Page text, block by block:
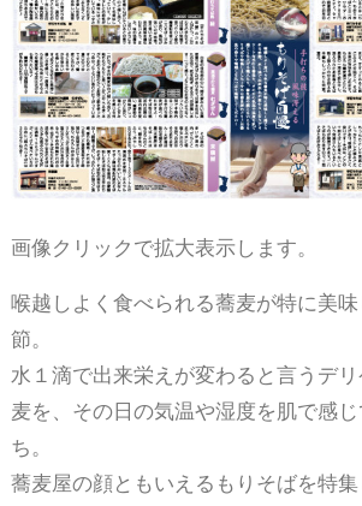
画像クリックで拡大表示します。
喉越しよく食べられる蕎麦が特に美
節。
水１滴で出来栄えが変わると言うデ
麦を、その日の気温や湿度を肌で感
ち。
蕎麦屋の顔ともいえるもりそばを特集